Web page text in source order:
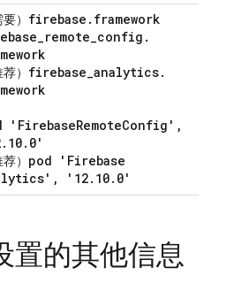
要） firebase . framework
_remote_config .
荐） firebase_analytics.
'FirebaseRemoteConfig' ,
. 10. 0'
荐） pod 'Firebase
, '12. 10. 0'
置的其他信息